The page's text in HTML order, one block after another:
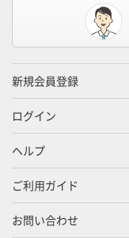
新規会員登録
ログイン
ヘルプ
ご利用ガイド
お問い合わせ